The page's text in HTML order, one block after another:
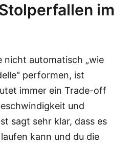
im
nicht automatisch „wie
performen, ist
immer ein Trade-off
und
sagt sehr klar, dass es
kann und du die